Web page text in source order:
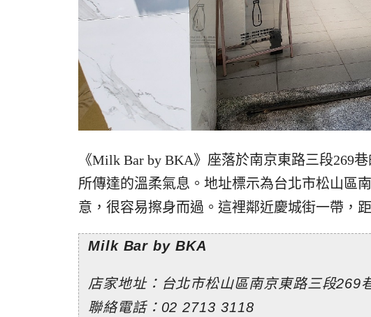
《Milk Bar by BKA》座落於南京東路三段269
所傳達的溫柔氣息。地址標示為台北市松山區
意，很容易擦身而過。這裡鄰近慶城街一帶，
Milk Bar by BKA
店家地址：台北市松山區南京東路三段269
聯絡電話：02 2713 3118